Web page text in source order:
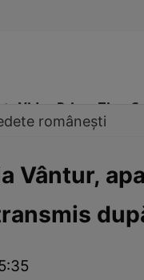
Video Prime Time
Interviurile Click!
românești
Vântur,